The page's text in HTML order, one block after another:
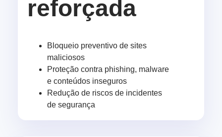
reforçada
Bloqueio preventivo de sites
maliciosos
Proteção contra phishing, malware
e conteúdos inseguros
Redução de riscos de incidentes
de segurança